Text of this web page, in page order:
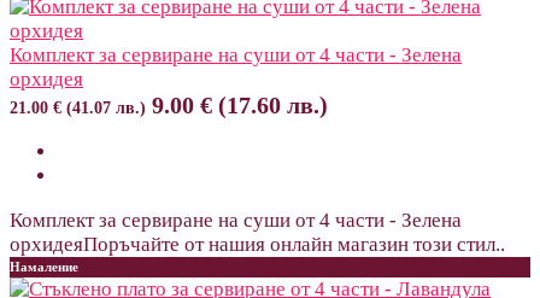
Комплект за сервиране на суши от 4 части - Зелена
орхидея
21.00 € (41.07 лв.) 9.00 € (17.60 лв.)
Комплект за сервиране на суши от 4 части - Зелена
орхидеяПоръчайте от нашия онлайн магазин този стил..
Намаление